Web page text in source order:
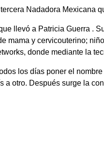
Nadadora Mexicana
llevó a Patricia Guerra .
mama y cervicouterino;
donde mediante la
los días poner el
a otro. Después surge la